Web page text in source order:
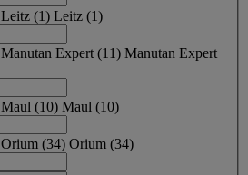
Leitz (1) Leitz (1)
Manutan Expert (11) Manutan Expert
Maul (10) Maul (10)
Orium (34) Orium (34)